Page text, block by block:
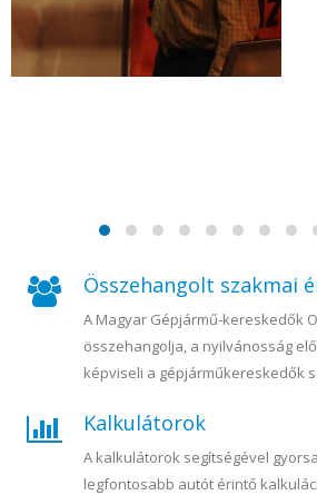
Összehangolt szakmai
A Magyar Gépjármű-kereskedők
összehangolja, a nyilvánosság
képviseli a gépjárműkereskedők
Kalkulátorok
A kalkulátorok segítségével
legfontosabb autót érintő